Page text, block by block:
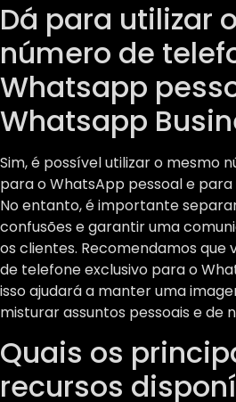
Dá para utilizar
número de
Whatsapp
Whatsapp
Sim, é possível utilizar o mesmo
para o WhatsApp pessoal e para
No entanto, é importante
confusões e garantir uma
os clientes. Recomendamos que
de telefone exclusivo para o
isso ajudará a manter uma
misturar assuntos pessoais e de
Quais os
recursos